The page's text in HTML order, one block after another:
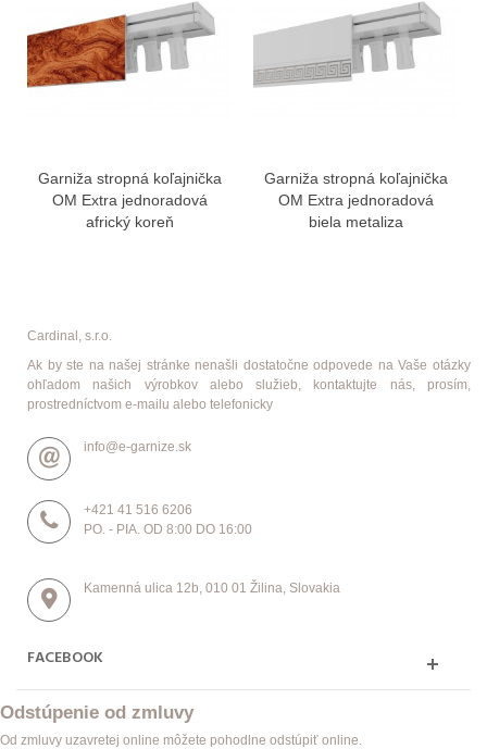
Garniža stropná koľajnička
OM Extra jednoradová
africký koreň
Garniža stropná koľajnička
OM Extra jednoradová
biela metaliza
Cardinal, s.r.o.
Ak by ste na našej stránke nenašli dostatočne odpovede na Vaše otázky
ohľadom našich výrobkov alebo služieb, kontaktujte nás, prosím,
prostredníctvom e-mailu alebo telefonicky
info@e-garnize.sk
+421 41 516 6206
PO. - PIA. OD 8:00 DO 16:00
Kamenná ulica 12b, 010 01 Žilina, Slovakia
FACEBOOK
Odstúpenie od zmluvy
Od zmluvy uzavretej online môžete pohodlne odstúpiť online.